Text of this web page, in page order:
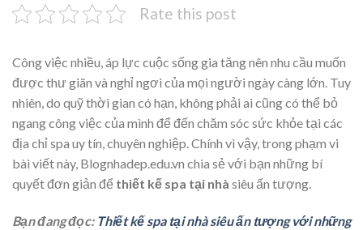
Rate this post
Công việc nhiều, áp lực cuộc sống gia tăng nên nhu cầu muốn
được thư giãn và nghỉ ngơi của mọi người ngày càng lớn. Tuy
nhiên, do quỹ thời gian có hạn, không phải ai cũng có thể bỏ
ngang công việc của mình để đến chăm sóc sức khỏe tại các
địa chỉ spa uy tín, chuyên nghiệp. Chính vì vậy, trong phạm vi
bài viết này, Blognhadep.edu.vn chia sẻ với bạn những bí
quyết đơn giản để thiết kế spa tại nhà siêu ấn tượng.
Bạn đang đọc: Thiết kế spa tại nhà siêu ấn tượng với những